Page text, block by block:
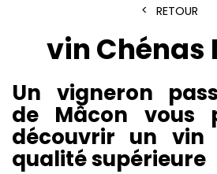
RETOUR
vin Chénas
Un vigneron
de Mâcon vous
découvrir un vin
qualité supérieure